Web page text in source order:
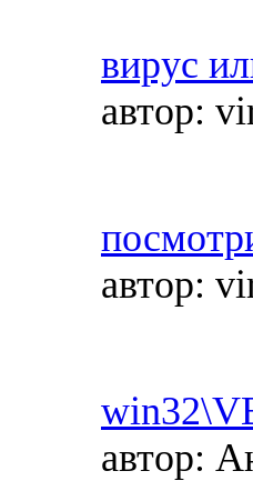
вирус
автор:
автор:
автор: